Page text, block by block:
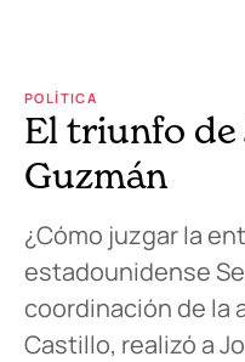
POLÍTICA
El triunfo de
Guzmán
¿Cómo juzgar la
estadounidense
coordinación de la
Castillo, realizó a